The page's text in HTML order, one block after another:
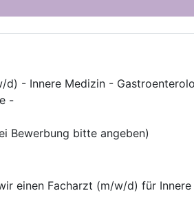
d) - Innere Medizin -
-
Bewerbung bitte angeben)
einen Facharzt (m/w/d) für